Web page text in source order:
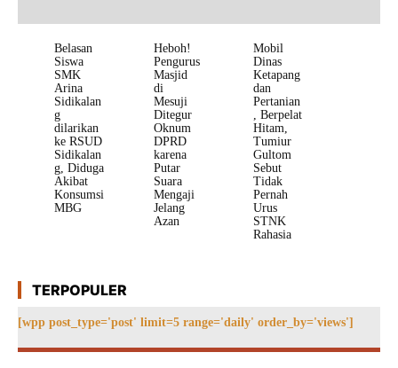
Belasan
Siswa
SMK
Arina
Sidikalan
g
dilarikan
ke RSUD
Sidikalan
g, Diduga
Akibat
Konsumsi
MBG
Heboh!
Pengurus
Masjid
di
Mesuji
Ditegur
Oknum
DPRD
karena
Putar
Suara
Mengaji
Jelang
Azan
Mobil
Dinas
Ketapang
dan
Pertanian
, Berpelat
Hitam,
Tumiur
Gultom
Sebut
Tidak
Pernah
Urus
STNK
Rahasia
TERPOPULER
[wpp post_type='post' limit=5 range='daily' order_by='views']